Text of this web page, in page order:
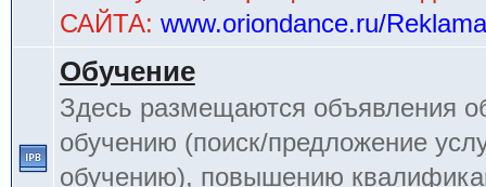
САЙТА: www.oriondance.ru/Reklama
Обучение
Здесь размещаются объявления
обучению (поиск/предложение
обучению), повышению